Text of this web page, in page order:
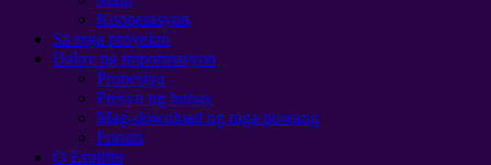
Kooperasyon
Sa mga proyekto
Daloy ng impormasyon
Propesiya
Presyo ng buhay
Mag-download ng mga puwang
Forum
O Espiritu